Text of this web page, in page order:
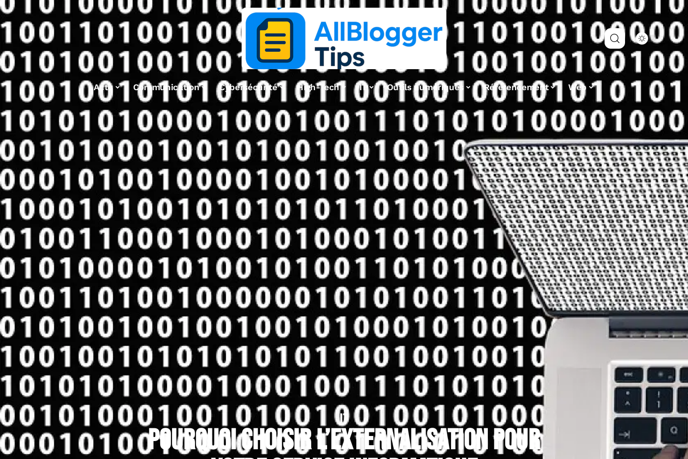
Actu Communication Cybersécurité High-Tech IT Outils numériques Référencement Web
IT
Pourquoi choisir l’externalisation pour